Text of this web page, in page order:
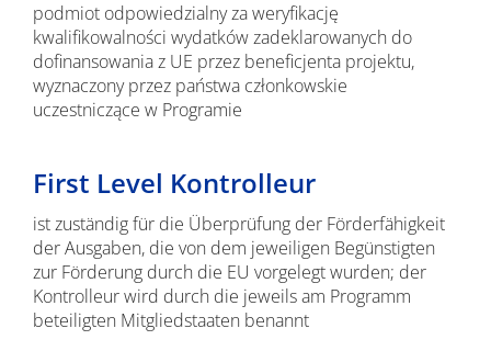
podmiot odpowiedzialny za weryfikację
kwalifikowalności wydatków zadeklarowanych do
dofinansowania z UE przez beneficjenta projektu,
wyznaczony przez państwa członkowskie
uczestniczące w Programie
First Level Kontrolleur
ist zuständig für die Überprüfung der Förderfähigkeit
der Ausgaben, die von dem jeweiligen Begünstigten
zur Förderung durch die EU vorgelegt wurden; der
Kontrolleur wird durch die jeweils am Programm
beteiligten Mitgliedstaaten benannt